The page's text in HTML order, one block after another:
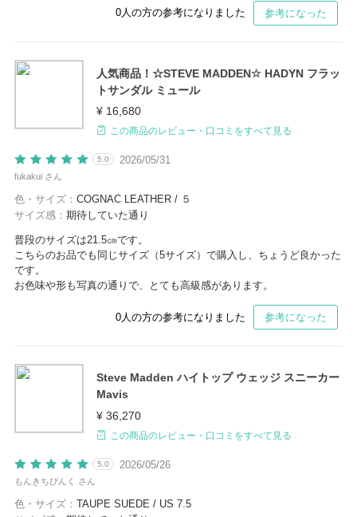
0人の方の参考になりました 参考になった
人気商品！☆STEVE MADDEN☆ HADYN フラッ
トサンダル ミュール
¥ 16,680
この商品のレビュー・口コミをすべて見る
2026/05/31
5.0
fukakui さん
色・サイズ： COGNAC LEATHER / ５
サイズ感： 期待していた通り
普段のサイズは21.5㎝です。
こちらのお品でも同じサイズ（5サイズ）で購入し、ちょうど良かった
です。
お色味や形も写真の通りで、とても高級感があります。
0 人の方の参考になりました 参考になった
Steve Madden ハイトップ ウェッジ スニーカー
Mavis
¥ 36,270
この商品のレビュー・口コミをすべて見る
2026/05/26
5.0
もんきちぴんく さん
色・サイズ： TAUPE SUEDE / US 7.5